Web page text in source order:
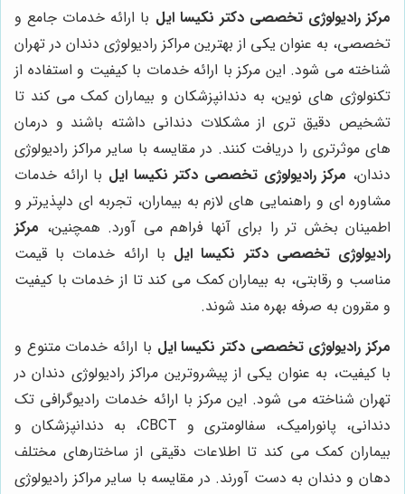
مرکز رادیولوژی تخصصی دکتر نکیسا ایل با ارائه خدمات جامع و
تخصصی، به عنوان یکی از بهترین مراکز رادیولوژی دندان در تهران
شناخته می شود. این مرکز با ارائه خدمات با کیفیت و استفاده از
تکنولوژی های نوین، به دندانپزشکان و بیماران کمک می کند تا
تشخیص دقیق تری از مشکلات دندانی داشته باشند و درمان
های موثرتری را دریافت کنند. در مقایسه با سایر مراکز رادیولوژی
دندان، مرکز رادیولوژی تخصصی دکتر نکیسا ایل با ارائه خدمات
مشاوره ای و راهنمایی های لازم به بیماران، تجربه ای دلپذیرتر و
اطمینان بخش تر را برای آنها فراهم می آورد. همچنین، مرکز
رادیولوژی تخصصی دکتر نکیسا ایل با ارائه خدمات با قیمت
مناسب و رقابتی، به بیماران کمک می کند تا از خدمات با کیفیت
و مقرون به صرفه بهره مند شوند.
مرکز رادیولوژی تخصصی دکتر نکیسا ایل با ارائه خدمات متنوع و
با کیفیت، به عنوان یکی از پیشروترین مراکز رادیولوژی دندان در
تهران شناخته می شود. این مرکز با ارائه خدمات رادیوگرافی تک
دندانی، پانورامیک، سفالومتری و CBCT، به دندانپزشکان و
بیماران کمک می کند تا اطلاعات دقیقی از ساختارهای مختلف
دهان و دندان به دست آورند. در مقایسه با سایر مراکز رادیولوژی